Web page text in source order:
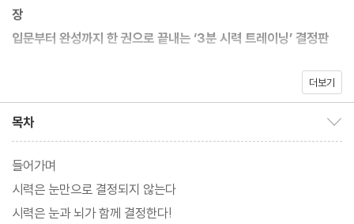
장
입문부터 완성까지 한 권으로 끝내는 ‘3분 시력 트레이닝’ 결정판
침침하고 흐릿한 눈을 개선하기 위해 다양한 방법을 시도해봤지만,
보면 눈이 좋아진다』로 ‘가보르 아이’라는 새로운 시력 개선 패러다
임을 제시한 안과 전문의 히라마쓰 루이가 한층 더 강력해진 심화 확
장판으로 돌아왔다.
더보기
목차
들어가며
시력은 눈만으로 결정되지 않는다
시력은 눈과 뇌가 함께 결정한다!